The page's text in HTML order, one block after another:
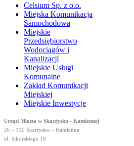
Celsium Sp. z o.o.
Miejska Komunikacja
Samochodowa
Miejskie
Przedsiębiorstwo
Wodociągów i
Kanalizacji
Miejskie Usługi
Komunalne
Zakład Komunikacji
Miejskiej
Miejskie Inwestycje
Urząd Miasta w Skarżysku - Kamiennej
26 – 110 Skarżysko – Kamienna
ul. Sikorskiego 18